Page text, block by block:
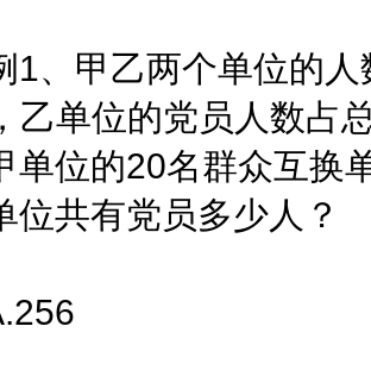
甲乙两个单位的人
乙单位的党员人数占
单位的20名群众互换
位共有党员多少人？